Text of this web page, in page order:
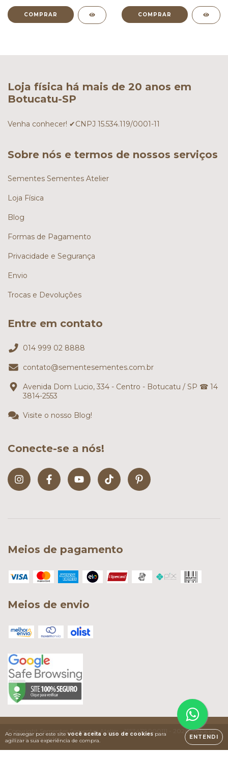
Ao navegar por este site você aceita o uso de cookies para
agilizar a sua experiência de compra.
ENTENDI
Loja física há mais de 20 anos em
Botucatu-SP
Venha conhecer! ✔CNPJ 15.534.119/0001-11
Sobre nós e termos de nossos serviços
Sementes Sementes Atelier
Loja Física
Blog
Formas de Pagamento
Privacidade e Segurança
Envio
Trocas e Devoluções
Entre em contato
014 999 02 8888
contato@sementesementes.com.br
Avenida Dom Lucio, 334 - Centro - Botucatu / SP ☎ 14
3814-2553
Visite o nosso Blog!
Conecte-se a nós!
Meios de pagamento
Meios de envio
Copyright Sementes Sementes Atelier - 15534119000111 - 2026. Todos os
direitos reservados.